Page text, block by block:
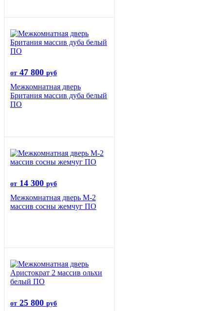
от 47 800 руб
Межкомнатная дверь
Британия массив дуба белый
ПО
от 14 300 руб
Межкомнатная дверь М-2
массив сосны жемчуг ПО
от 25 800 руб